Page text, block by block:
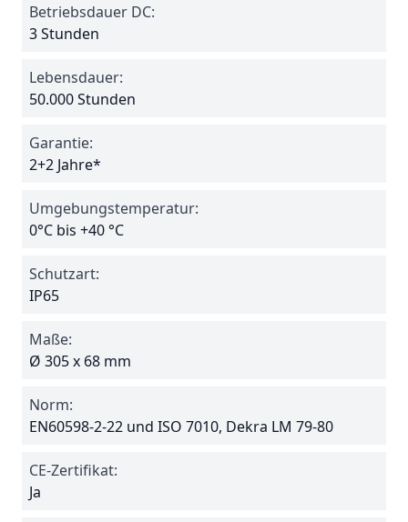
Betriebsdauer DC:
3 Stunden
Lebensdauer:
50.000 Stunden
Garantie:
2+2 Jahre*
Umgebungstemperatur:
0°C bis +40 °C
Schutzart:
IP65
Maße:
Ø 305 x 68 mm
Norm:
EN60598-2-22 und ISO 7010, Dekra LM 79-80
CE-Zertifikat:
Ja